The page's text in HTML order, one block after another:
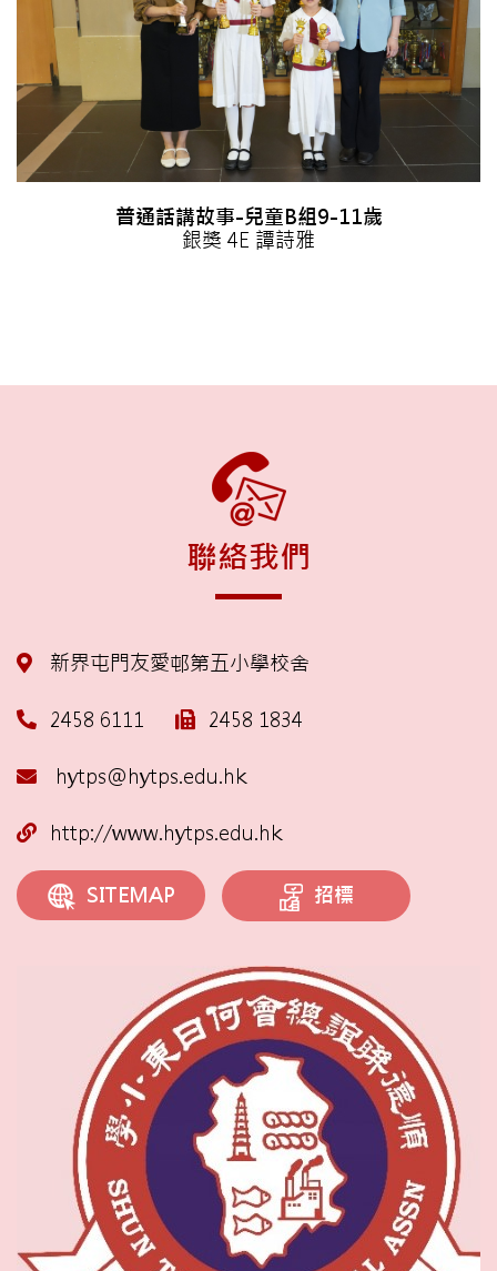
普通話講故事-兒童B組9-11歲
銀獎 4E 譚詩雅
聯絡我們
新界屯門友愛邨第五小學校舍
2458 6111 2458 1834
hytps@hytps.edu.hk
http://www.hytps.edu.hk
SITEMAP 招標